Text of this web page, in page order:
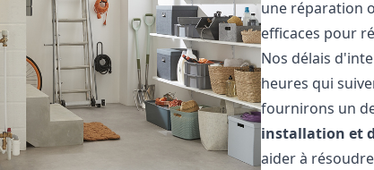
une réparation
efficaces pour
Nos délais
heures qui
fournirons un
installation et
aider à